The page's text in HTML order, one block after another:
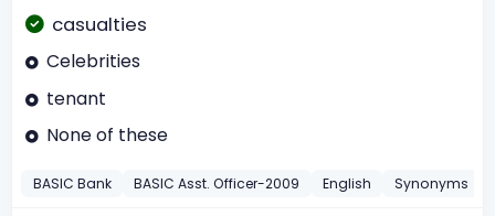
casualties
Celebrities
tenant
None of these
BASIC Bank BASIC Asst. Officer-2009 English Synonyms